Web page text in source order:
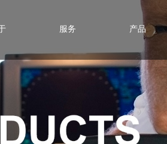
服务 产品